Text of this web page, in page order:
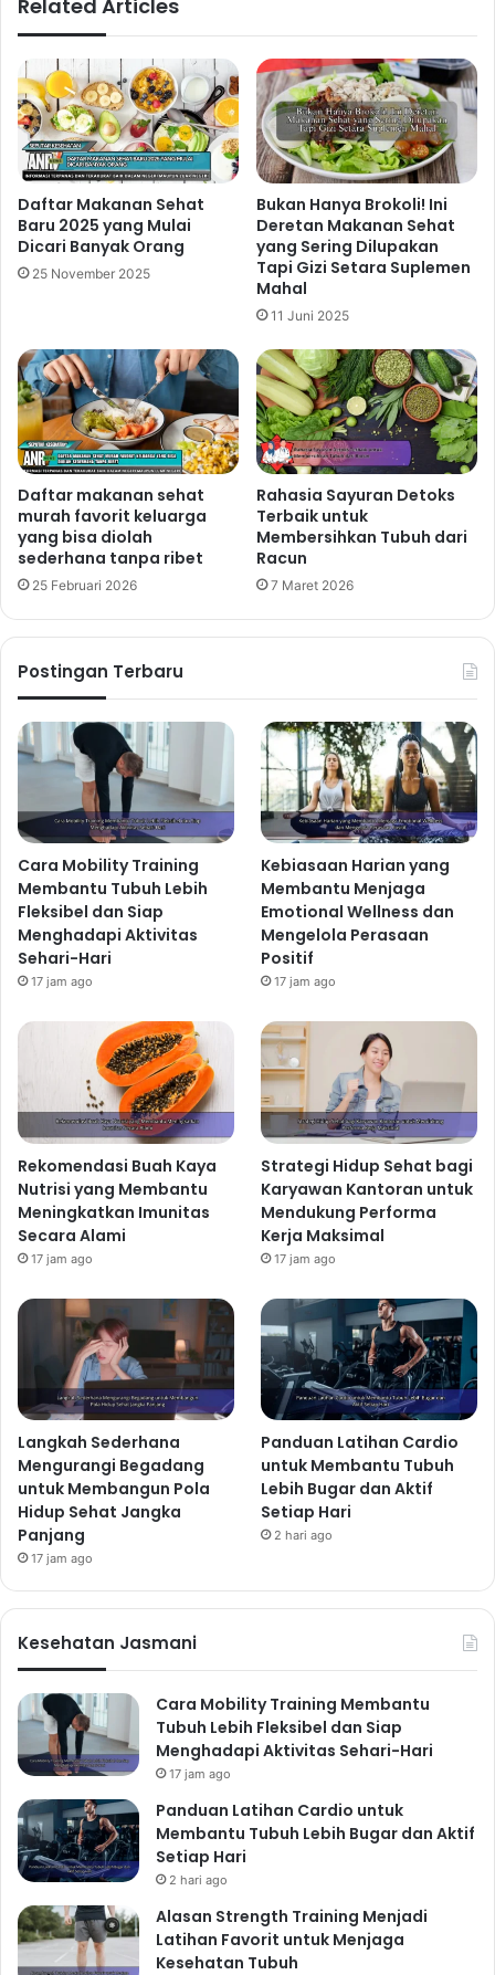
Related Articles
Daftar Makanan Sehat
Baru 2025 yang Mulai
Dicari Banyak Orang
25 November 2025
Bukan Hanya Brokoli! Ini
Deretan Makanan Sehat
yang Sering Dilupakan
Tapi Gizi Setara Suplemen
Mahal
11 Juni 2025
Daftar makanan sehat
murah favorit keluarga
yang bisa diolah
sederhana tanpa ribet
25 Februari 2026
Rahasia Sayuran Detoks
Terbaik untuk
Membersihkan Tubuh dari
Racun
7 Maret 2026
Postingan Terbaru
Cara Mobility Training
Membantu Tubuh Lebih
Fleksibel dan Siap
Menghadapi Aktivitas
Sehari-Hari
17 jam ago
Kebiasaan Harian yang
Membantu Menjaga
Emotional Wellness dan
Mengelola Perasaan
Positif
17 jam ago
Rekomendasi Buah Kaya
Nutrisi yang Membantu
Meningkatkan Imunitas
Secara Alami
17 jam ago
Strategi Hidup Sehat bagi
Karyawan Kantoran untuk
Mendukung Performa
Kerja Maksimal
17 jam ago
Langkah Sederhana
Mengurangi Begadang
untuk Membangun Pola
Hidup Sehat Jangka
Panjang
17 jam ago
Panduan Latihan Cardio
untuk Membantu Tubuh
Lebih Bugar dan Aktif
Setiap Hari
2 hari ago
Kesehatan Jasmani
Cara Mobility Training Membantu
Tubuh Lebih Fleksibel dan Siap
Menghadapi Aktivitas Sehari-Hari
17 jam ago
Panduan Latihan Cardio untuk
Membantu Tubuh Lebih Bugar dan Aktif
Setiap Hari
2 hari ago
Alasan Strength Training Menjadi
Latihan Favorit untuk Menjaga
Kesehatan Tubuh